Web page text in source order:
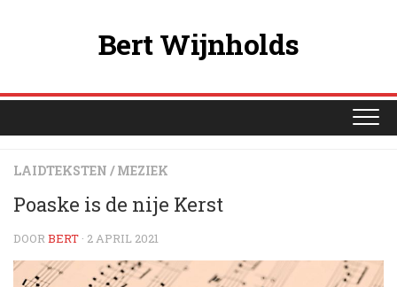
Bert Wijnholds
LAIDTEKSTEN / MEZIEK
Poaske is de nije Kerst
DOORBERT · 2 APRIL 2021